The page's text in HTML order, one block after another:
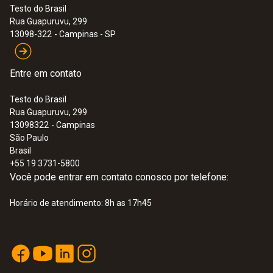
(0520 0495).
:0560 8712
testo 871 - Termovisor Com App
:0560 8721
testo 872 - Termovisor com App
Testo do Brasil
Rua Guapuruvu, 299
13098-322 - Campinas - SP
Entre em contato
Testo do Brasil
Rua Guapuruvu, 299
13098322 - Campinas
São Paulo
Brasil
+55 19 3731-5800
Você pode entrar em contato conosco por telefone:
Horário de atendimento: 8h as 17h45